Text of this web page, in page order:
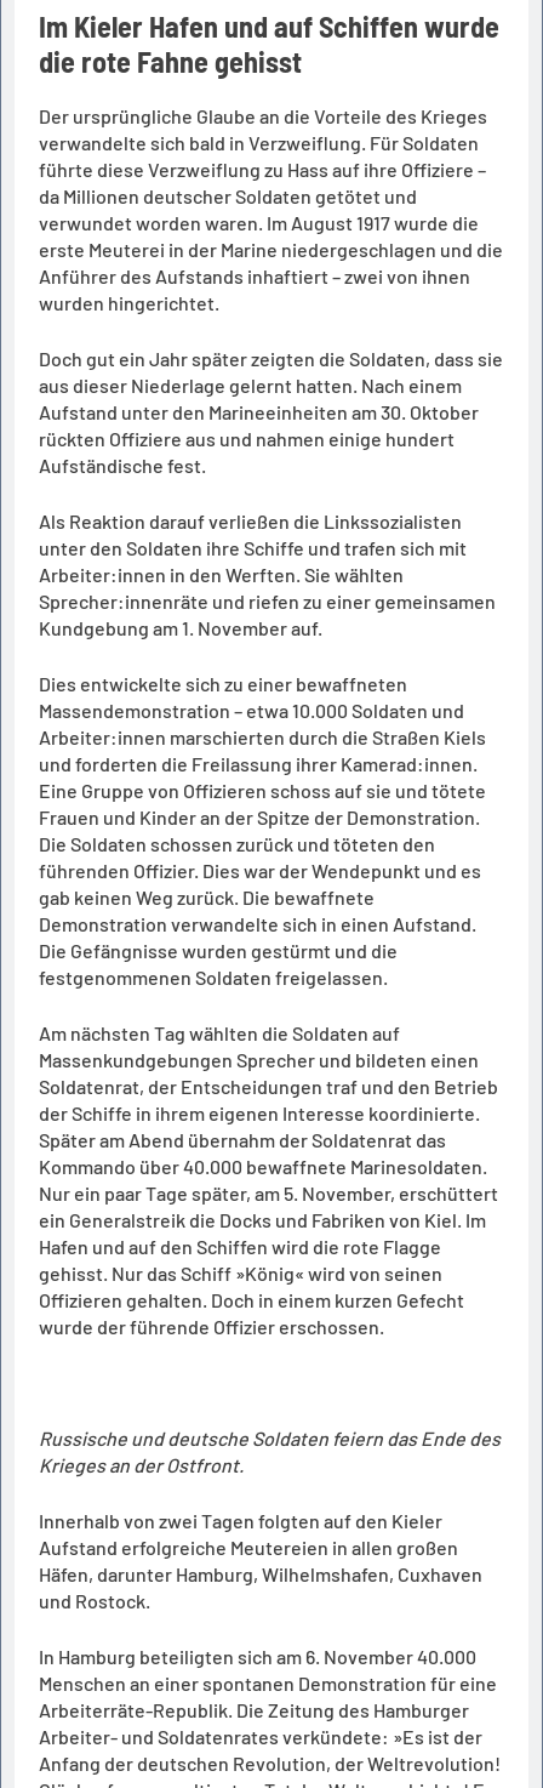
Im Kieler Hafen und auf Schiffen wurde
die rote Fahne gehisst
Der ursprüngliche Glaube an die Vorteile des Krieges
verwandelte sich bald in Verzweiflung. Für Soldaten
führte diese Verzweiflung zu Hass auf ihre Offiziere –
da Millionen deutscher Soldaten getötet und
verwundet worden waren. Im August 1917 wurde die
erste Meuterei in der Marine niedergeschlagen und die
Anführer des Aufstands inhaftiert – zwei von ihnen
wurden hingerichtet.
Doch gut ein Jahr später zeigten die Soldaten, dass sie
aus dieser Niederlage gelernt hatten. Nach einem
Aufstand unter den Marineeinheiten am 30. Oktober
rückten Offiziere aus und nahmen einige hundert
Aufständische fest.
Als Reaktion darauf verließen die Linkssozialisten
unter den Soldaten ihre Schiffe und trafen sich mit
Arbeiter:innen in den Werften. Sie wählten
Sprecher:innenräte und riefen zu einer gemeinsamen
Kundgebung am 1. November auf.
Dies entwickelte sich zu einer bewaffneten
Massendemonstration – etwa 10.000 Soldaten und
Arbeiter:innen marschierten durch die Straßen Kiels
und forderten die Freilassung ihrer Kamerad:innen.
Eine Gruppe von Offizieren schoss auf sie und tötete
Frauen und Kinder an der Spitze der Demonstration.
Die Soldaten schossen zurück und töteten den
führenden Offizier. Dies war der Wendepunkt und es
gab keinen Weg zurück. Die bewaffnete
Demonstration verwandelte sich in einen Aufstand.
Die Gefängnisse wurden gestürmt und die
festgenommenen Soldaten freigelassen.
Am nächsten Tag wählten die Soldaten auf
Massenkundgebungen Sprecher und bildeten einen
Soldatenrat, der Entscheidungen traf und den Betrieb
der Schiffe in ihrem eigenen Interesse koordinierte.
Später am Abend übernahm der Soldatenrat das
Kommando über 40.000 bewaffnete Marinesoldaten.
Nur ein paar Tage später, am 5. November, erschüttert
ein Generalstreik die Docks und Fabriken von Kiel. Im
Hafen und auf den Schiffen wird die rote Flagge
gehisst. Nur das Schiff »König« wird von seinen
Offizieren gehalten. Doch in einem kurzen Gefecht
wurde der führende Offizier erschossen.
Russische und deutsche Soldaten feiern das Ende des
Krieges an der Ostfront.
Innerhalb von zwei Tagen folgten auf den Kieler
Aufstand erfolgreiche Meutereien in allen großen
Häfen, darunter Hamburg, Wilhelmshafen, Cuxhaven
und Rostock.
In Hamburg beteiligten sich am 6. November 40.000
Menschen an einer spontanen Demonstration für eine
Arbeiterräte-Republik. Die Zeitung des Hamburger
Arbeiter- und Soldatenrates verkündete: »Es ist der
Anfang der deutschen Revolution, der Weltrevolution!